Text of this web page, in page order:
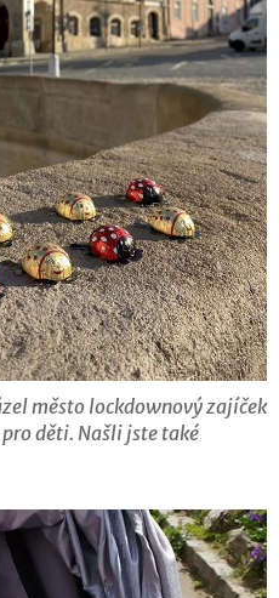
město lockdownový zajíček
děti. Našli jste také